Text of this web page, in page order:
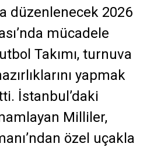
düzenlenecek 2026
mücadele
Takımı, turnuva
yapmak
İstanbul’daki
Milliler,
özel uçakla